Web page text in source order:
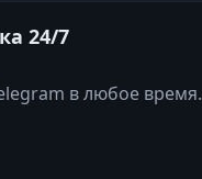
24/7
в любое время.